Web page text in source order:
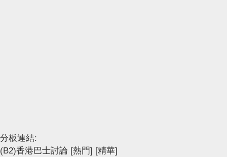
分板連結:
(B2)香港巴士討論 [熱門] [精華]